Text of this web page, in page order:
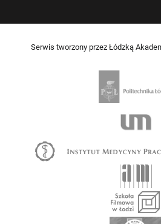
Serwis tworzony przez Łódzką